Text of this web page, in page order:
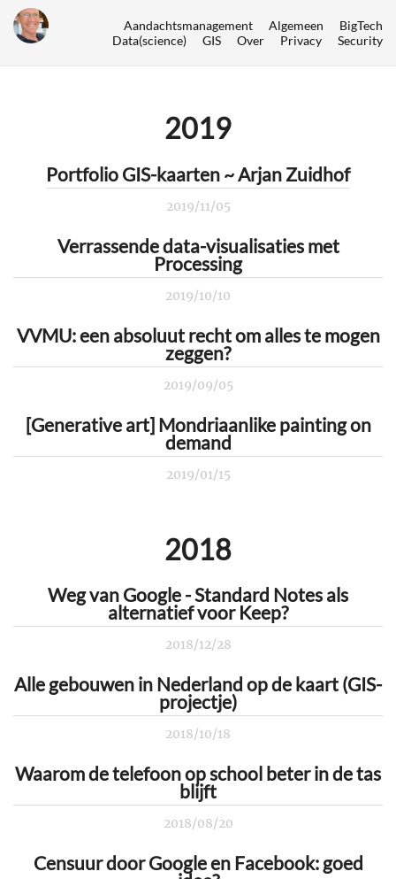
Aandachtsmanagement Algemeen
BigTech
Data(science)
GIS Over Privacy Security
2019
Portfolio GIS-kaarten ~ Arjan Zuidhof
2019/11/05
Verrassende data-visualisaties met
Processing
2019/10/10
VVMU: een absoluut recht om alles te mogen
zeggen?
2019/09/05
[Generative art] Mondriaanlike painting on
demand
2019/01/15
2018
Weg van Google - Standard Notes als
alternatief voor Keep?
2018/12/28
Alle gebouwen in Nederland op de kaart (GIS-
projectje)
2018/10/18
Waarom de telefoon op school beter in de tas
blijft
2018/08/20
Censuur door Google en Facebook: goed